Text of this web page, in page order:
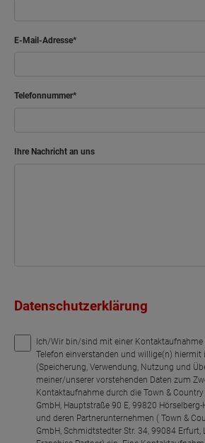
E-Mail-Adresse
Telefonnummer
Ihre Nachricht an uns
Datenschutzerklärung
Ich/Wir bin/sind mit einer Kontaktaufnahme
Telefon einverstanden und willige(n) hiermit
(Speicherung, Verwendung, Nutzung und
meiner/unserer vorstehenden Daten zum
Kontaktaufnahme durch die Town &
GmbH, Hauptstraße 90 E, 99820
und deren Partnerunternehmen ( Town &
GmbH, Schmidtstedter Str. 34, 99084 Erfurt,